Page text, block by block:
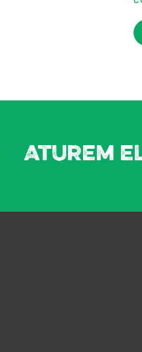
Aturem